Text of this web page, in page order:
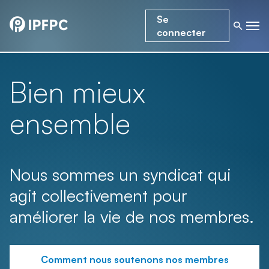
Se
connecter
Bien mieux
ensemble
Nous sommes un syndicat qui
agit collectivement pour
améliorer la vie de nos membres.
Comment nous soutenons nos membres